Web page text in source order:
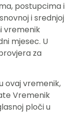
postupcima i
i srednjoj
vremenik
mjesec. U
za
ovaj vremenik,
Vremenik
ploči u